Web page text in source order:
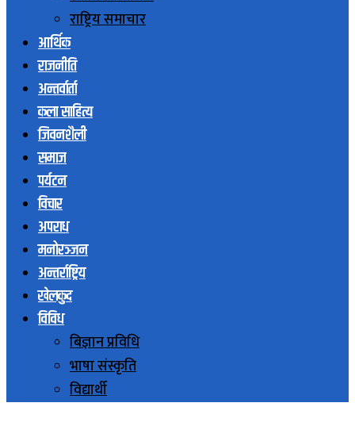
राष्ट्रिय समाचार
आर्थिक
राजनीति
अन्तर्वार्ता
कला साहित्य
जिवनशैली
समाज
पर्यटन
विचार
अपराध
मनोरञ्जन
अन्तर्राष्ट्रिय
खेलकुद
विविध
बिज्ञान प्रविधि
भाषा संस्कृति
विद्यार्थी